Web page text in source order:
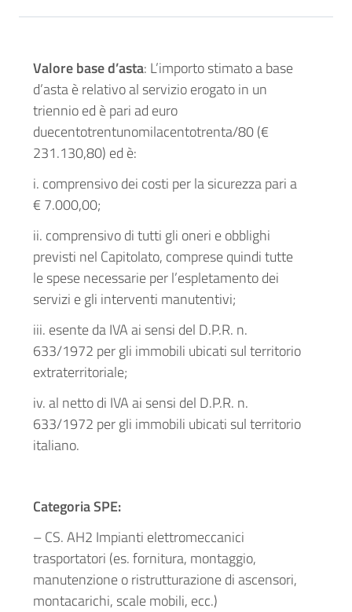
Valore base d’asta: L’importo stimato a base
d’asta è relativo al servizio erogato in un
triennio ed è pari ad euro
duecentotrentunomilacentotrenta/80 (€
231.130,80) ed è:
i. comprensivo dei costi per la sicurezza pari a
€ 7.000,00;
ii. comprensivo di tutti gli oneri e obblighi
previsti nel Capitolato, comprese quindi tutte
le spese necessarie per l’espletamento dei
servizi e gli interventi manutentivi;
iii. esente da IVA ai sensi del D.P.R. n.
633/1972 per gli immobili ubicati sul territorio
extraterritoriale;
iv. al netto di IVA ai sensi del D.P.R. n.
633/1972 per gli immobili ubicati sul territorio
italiano.
Categoria SPE:
– CS. AH2 Impianti elettromeccanici
trasportatori (es. fornitura, montaggio,
manutenzione o ristrutturazione di ascensori,
montacarichi, scale mobili, ecc.)